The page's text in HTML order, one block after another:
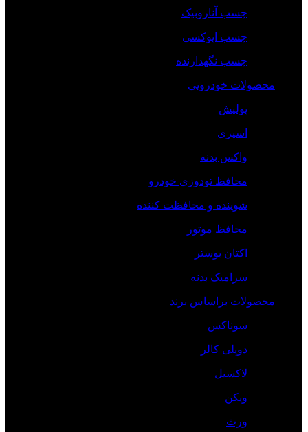
چسب‌ آناروبیک
چسب‌ اپوکسی
چسب نگهدارنده
محصولات خودرویی
پولیش
اسپری
واکس بدنه
محافظ تودوزی خودرو
شوینده و محافظت کننده
محافظ موتور
اکتان بوستر
سرامیک بدنه
محصولات براساس برند
سوناکس
دوپلی کالر
لاکسیل
ویکن
ورث